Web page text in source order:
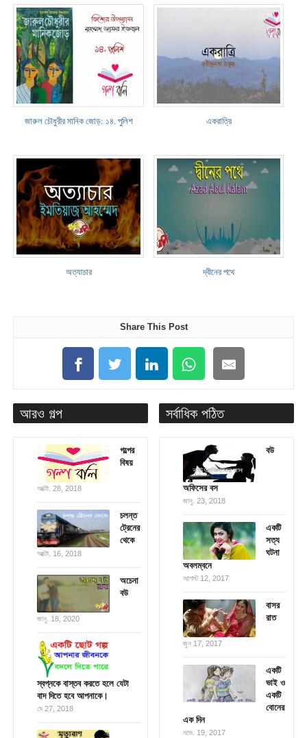
জারুল চৌধুরীর মানিক জোড়: ১৪. পুলিশ একরাত্রি
অত্যাচার দ্বীনের পথে
Share This Post
আরও গল্প
গল্পের
বিষয়
অক্টো. 28, 2018
চলন্ত
ট্রেনের
থেকে
অক্টো. 16, 2018
অচেনা
বউ
জানু. 18, 2020
স্বপ্নকে বাস্তব করতে হলে যেটা
বাদ দিতে হবে আপনাকে।
মে 27, 2018
সর্বাধিক পঠিত
বউ
অফিসের বস
জানু. 23, 2018
একটি
সত্য
ঘটনা
অবলম্বনে
আগস্ট 12, 2017
বাসর
রাত
জুন 17, 2017
একটি
ভাই ও
একটি
বোনের
এক দিন
নভে. 19, 2017